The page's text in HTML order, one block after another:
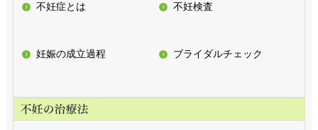
不妊症とは 不妊検査
妊娠の成立過程 ブライダルチェック